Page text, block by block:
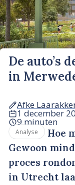
De auto’s
in
Afke
1 december
9 minuten
Analyse
Hoe
Gewoon
proces
in Utrecht